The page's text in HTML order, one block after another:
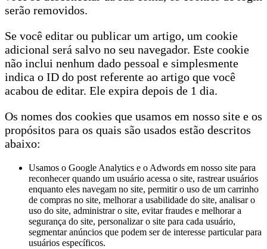
serão removidos.
Se você editar ou publicar um artigo, um cookie
adicional será salvo no seu navegador. Este cookie
não inclui nenhum dado pessoal e simplesmente
indica o ID do post referente ao artigo que você
acabou de editar. Ele expira depois de 1 dia.
Os nomes dos cookies que usamos em nosso site e os
propósitos para os quais são usados estão descritos
abaixo:
Usamos o Google Analytics e o Adwords em nosso site para
reconhecer quando um usuário acessa o site, rastrear usuários
enquanto eles navegam no site, permitir o uso de um carrinho
de compras no site, melhorar a usabilidade do site, analisar o
uso do site, administrar o site, evitar fraudes e melhorar a
segurança do site, personalizar o site para cada usuário,
segmentar anúncios que podem ser de interesse particular para
usuários específicos.